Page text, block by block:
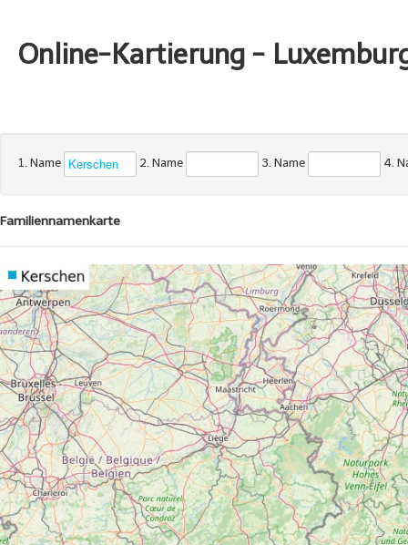
Online-Kartierung -
1. Name 2. Name 3. Name 4.
Familiennamenkarte